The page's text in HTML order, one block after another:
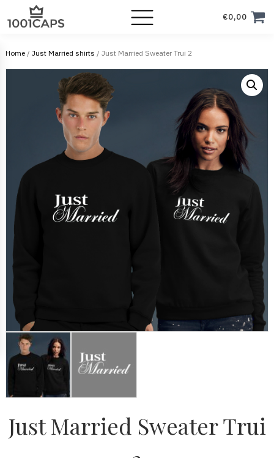
€0,00
Home/ Just Married shirts / Just Married Sweater Trui 2
Just Married Sweater Trui